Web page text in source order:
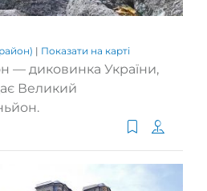
| Показати на карті
— диковинка України,
Великий